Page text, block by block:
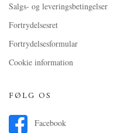
Salgs- og leveringsbetingelser
Fortrydelsesret
Fortrydelsesformular
Cookie information
FØLG OS
Facebook